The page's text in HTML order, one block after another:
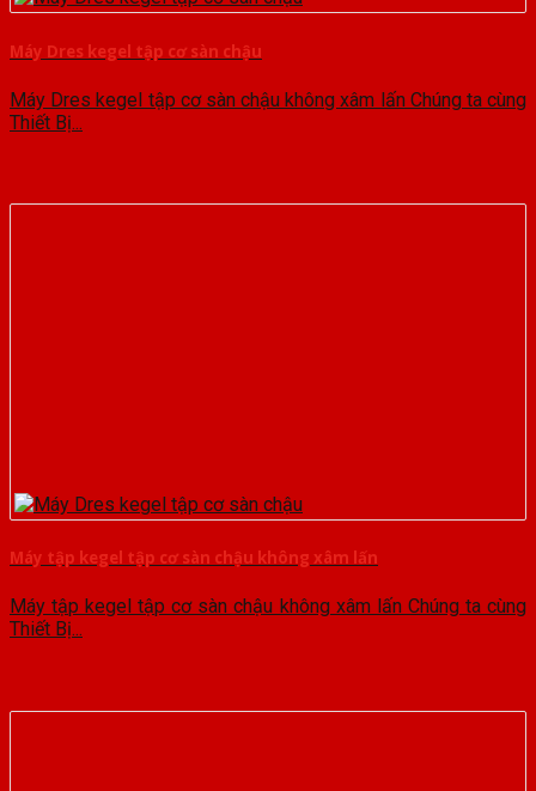
Máy Dres kegel tập cơ sàn chậu
Máy Dres kegel tập cơ sàn chậu không xâm lấn Chúng ta cùng
Thiết Bị...
Máy tập kegel tập cơ sàn chậu không xâm lấn
Máy tập kegel tập cơ sàn chậu không xâm lấn Chúng ta cùng
Thiết Bị...